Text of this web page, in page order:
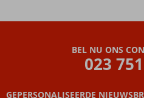
BEL NU ONS
023
GEPERSONALISEERDE